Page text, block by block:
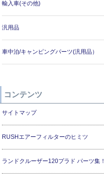
輸入車(その他)
汎用品
車中泊/キャンピングパーツ(汎用品）
コンテンツ
サイトマップ
RUSHエアーフィルターのヒミツ
ランドクルーザー120プラド パーツ集！